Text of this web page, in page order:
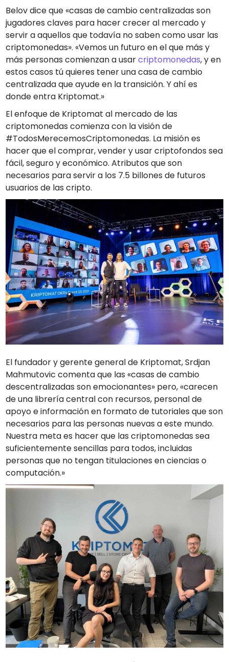
Belov dice que «casas de cambio centralizadas son
jugadores claves para hacer crecer al mercado y
servir a aquellos que todavía no saben como usar las
criptomonedas». «Vemos un futuro en el que más y
más personas comienzan a usarcriptomonedas, y en
estos casos tú quieres tener una casa de cambio
centralizada que ayude en la transición. Y ahí es
donde entra Kriptomat.»
El enfoque de Kriptomat al mercado de las
criptomonedas comienza con la visión de
#TodosMerecemosCriptomonedas. La misión es
hacer que el comprar, vender y usar criptofondos sea
fácil, seguro y económico. Atributos que son
necesarios para servir a los 7.5 billones de futuros
usuarios de las cripto.
El fundador y gerente general de Kriptomat, Srdjan
Mahmutovic comenta que las «casas de cambio
descentralizadas son emocionantes» pero, «carecen
de una librería central con recursos, personal de
apoyo e información en formato de tutoriales que son
necesarios para las personas nuevas a este mundo.
Nuestra meta es hacer que las criptomonedas sea
suficientemente sencillas para todos, incluidas
personas que no tengan titulaciones en ciencias o
computación.»